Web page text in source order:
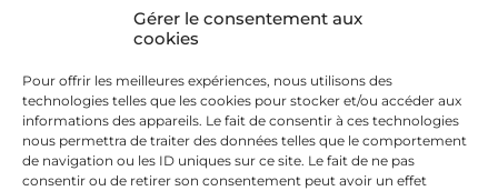
Gérer le consentement aux
cookies
Pour offrir les meilleures expériences, nous utilisons des
technologies telles que les cookies pour stocker et/ou accéder aux
informations des appareils. Le fait de consentir à ces technologies
nous permettra de traiter des données telles que le comportement
de navigation ou les ID uniques sur ce site. Le fait de ne pas
consentir ou de retirer son consentement peut avoir un effet
GROLLEAU, ENTREPRISE
DU GROUPE PR
Découvrez les piliers du groupe PR : des
métiers réunis pour servir votre objectif.